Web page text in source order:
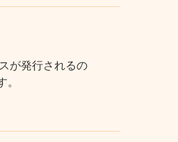
が発行されるの